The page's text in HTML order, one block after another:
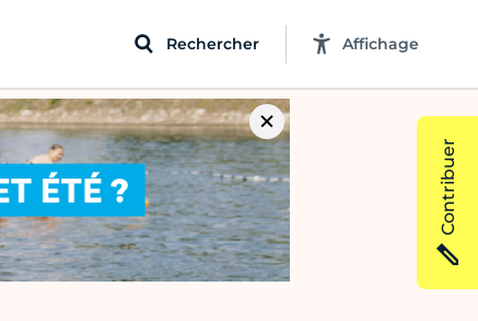
Rechercher Affichage
Contribuer